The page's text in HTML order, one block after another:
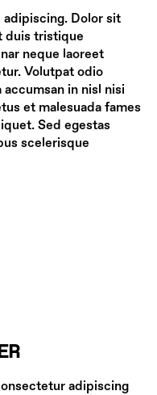
adipiscing. Dolor sit
duis tristique
neque laoreet
Volutpat odio
in nisl nisi
et malesuada fames
Sed egestas
scelerisque
adipiscing